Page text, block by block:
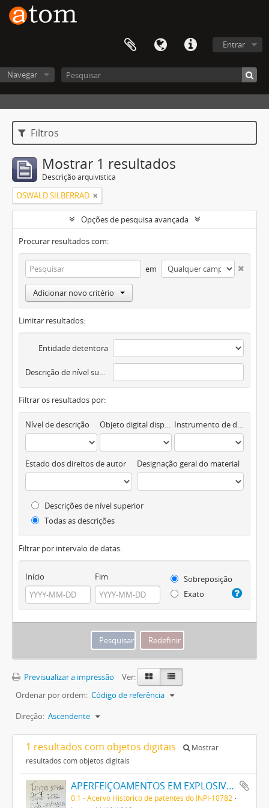
Entrar
Navegar
Filtros
Mostrar 1 resultados
Descrição arquivística
OSWALD SILBERRAD
Opções de pesquisa avançada
Procurar resultados com:
em
Adicionar novo critério
Limitar resultados:
Entidade detentora
Descrição de nível superior
Filtrar os resultados por:
Nível de descrição Objeto digital disponível Instrumento de descrição documental
Estado dos direitos de autor Designação geral do material
Descrições de nível superior
Todas as descrições
Filtrar por intervalo de datas:
Início Fim
Sobreposição
Exato
Previsualizar a impressão
Ver:
Ordenar por ordem: Código de referência
Direção: Ascendente
1 resultados com objetos digitais
Mostrar
resultados com objetos digitais
APERFEIÇOAMENTOS EM EXPLOSIVOS
0.1 - Acervo Histórico de patentes do INPI-10782